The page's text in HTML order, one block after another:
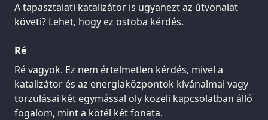
A tapasztalati katalizátor is ugyanezt az útvonalat
követi? Lehet, hogy ez ostoba kérdés.
Ré
Ré vagyok. Ez nem értelmetlen kérdés, mivel a
katalizátor és az energiaközpontok kívánalmai vagy
torzulásai két egymással oly közeli kapcsolatban álló
fogalom, mint a kötél két fonata.